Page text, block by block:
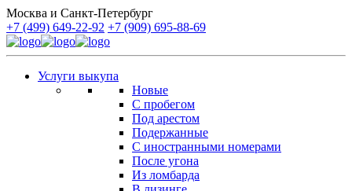
Москва и Санкт-Петербург
+7 (499) 649-22-92 +7 (909) 695-88-69
Услуги выкупа
Новые
С пробегом
Под арестом
Подержанные
С иностранными номерами
После угона
Из ломбарда